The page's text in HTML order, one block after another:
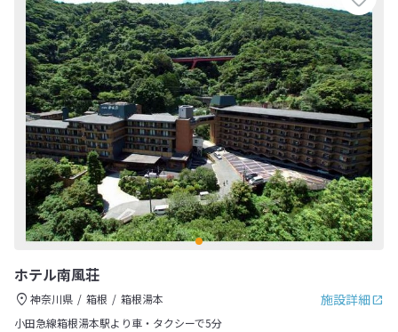
ホテル南風荘
施設詳細
神奈川県 箱根
箱根湯本
小田急線箱根湯本駅より車・タクシーで5分